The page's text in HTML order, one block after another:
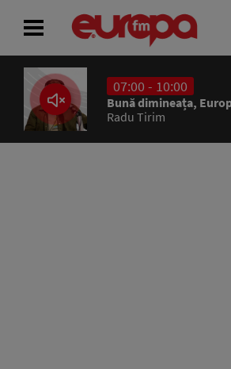
07:00 - 10:00
Bună dimineața,
Radu Tirim
ACASĂ
ȘTIRI